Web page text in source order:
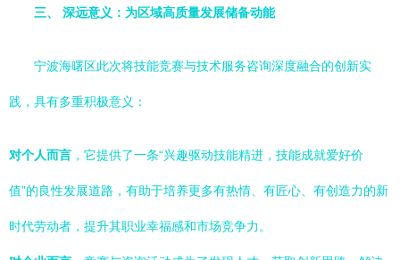
三、 深远意义：为区域高质量发展储备动能
宁波海曙区此次将技能竞赛与技术服务咨询深度融合的创新实
践，具有多重积极意义：
对个人而言 ，它提供了一条“兴趣驱动技能精进，技能成就爱好价
值”的良性发展道路，有助于培养更多有热情、有匠心、有创造力的新
时代劳动者，提升其职业幸福感和市场竞争力。